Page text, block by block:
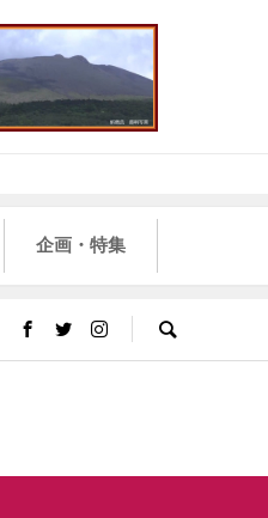
企画・特集